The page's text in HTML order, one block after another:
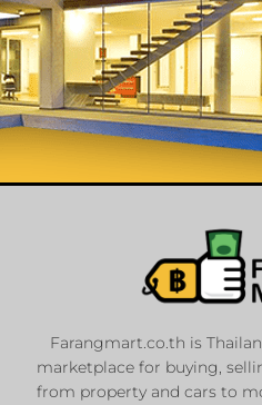
Farangmart.co.th is
marketplace for buying,
from property and cars to